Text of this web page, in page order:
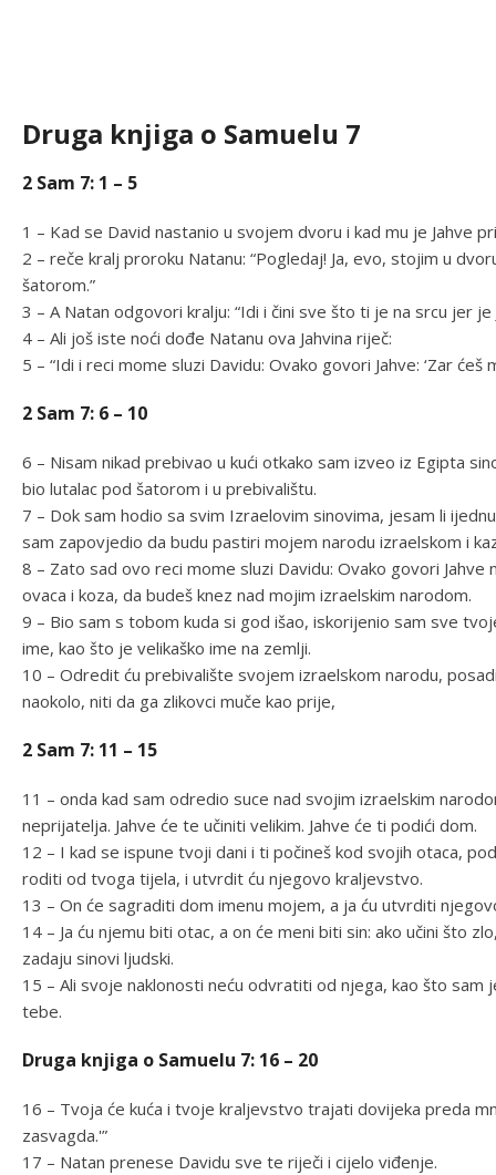
Druga knjiga o Samuelu 7
2 Sam 7: 1 – 5
1 – Kad se David nastanio u svojem dvoru i kad mu je Jahve
2 – reče kralj proroku Natanu: “Pogledaj! Ja, evo, stojim u
šatorom.”
3 – A Natan odgovori kralju: “Idi i čini sve što ti je na srcu jer je
4 – Ali još iste noći dođe Natanu ova Jahvina riječ:
5 – “Idi i reci mome sluzi Davidu: Ovako govori Jahve: ‘Zar
2 Sam 7: 6 – 10
6 – Nisam nikad prebivao u kući otkako sam izveo iz Egipta
bio lutalac pod šatorom i u prebivalištu.
7 – Dok sam hodio sa svim Izraelovim sinovima, jesam li
sam zapovjedio da budu pastiri mojem narodu izraelskom i
8 – Zato sad ovo reci mome sluzi Davidu: Ovako govori Jahve
ovaca i koza, da budeš knez nad mojim izraelskim narodom.
9 – Bio sam s tobom kuda si god išao, iskorijenio sam sve
ime, kao što je velikaško ime na zemlji.
10 – Odredit ću prebivalište svojem izraelskom narodu,
naokolo, niti da ga zlikovci muče kao prije,
2 Sam 7: 11 – 15
11 – onda kad sam odredio suce nad svojim izraelskim
neprijatelja. Jahve će te učiniti velikim. Jahve će ti podići dom.
12 – I kad se ispune tvoji dani i ti počineš kod svojih otaca,
roditi od tvoga tijela, i utvrdit ću njegovo kraljevstvo.
13 – On će sagraditi dom imenu mojem, a ja ću utvrditi
14 – Ja ću njemu biti otac, a on će meni biti sin: ako učini što
zadaju sinovi ljudski.
15 – Ali svoje naklonosti neću odvratiti od njega, kao što sam
tebe.
Druga knjiga o Samuelu 7: 16 – 20
16 – Tvoja će kuća i tvoje kraljevstvo trajati dovijeka preda
zasvagda.'”
17 – Natan prenese Davidu sve te riječi i cijelo viđenje.